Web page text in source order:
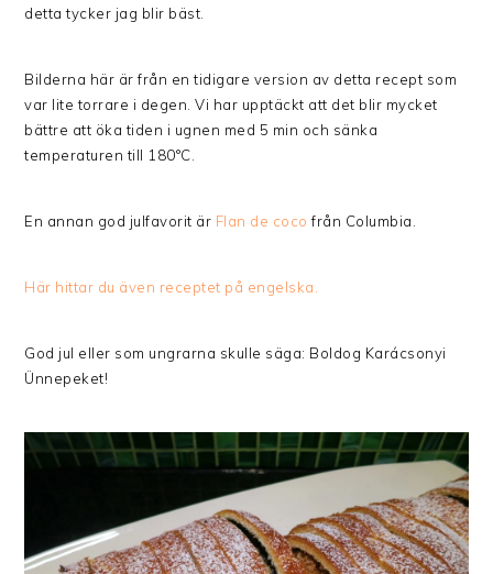
detta tycker jag blir bäst.
Bilderna här är från en tidigare version av detta recept som
var lite torrare i degen. Vi har upptäckt att det blir mycket
bättre att öka tiden i ugnen med 5 min och sänka
temperaturen till 180°C.
En annan god julfavorit är Flan de coco från Columbia.
Här hittar du även receptet på engelska.
God jul eller som ungrarna skulle säga: Boldog Karácsonyi
Ünnepeket!